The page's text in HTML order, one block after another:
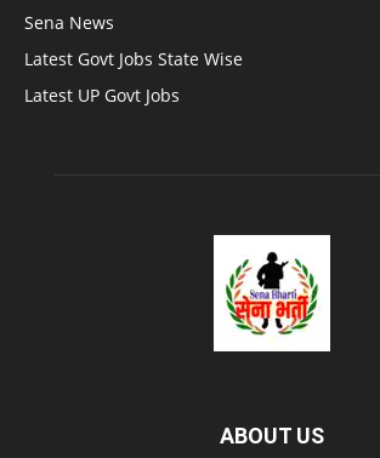
Sena News
Latest Govt Jobs State Wise
Latest UP Govt Jobs
ABOUT US